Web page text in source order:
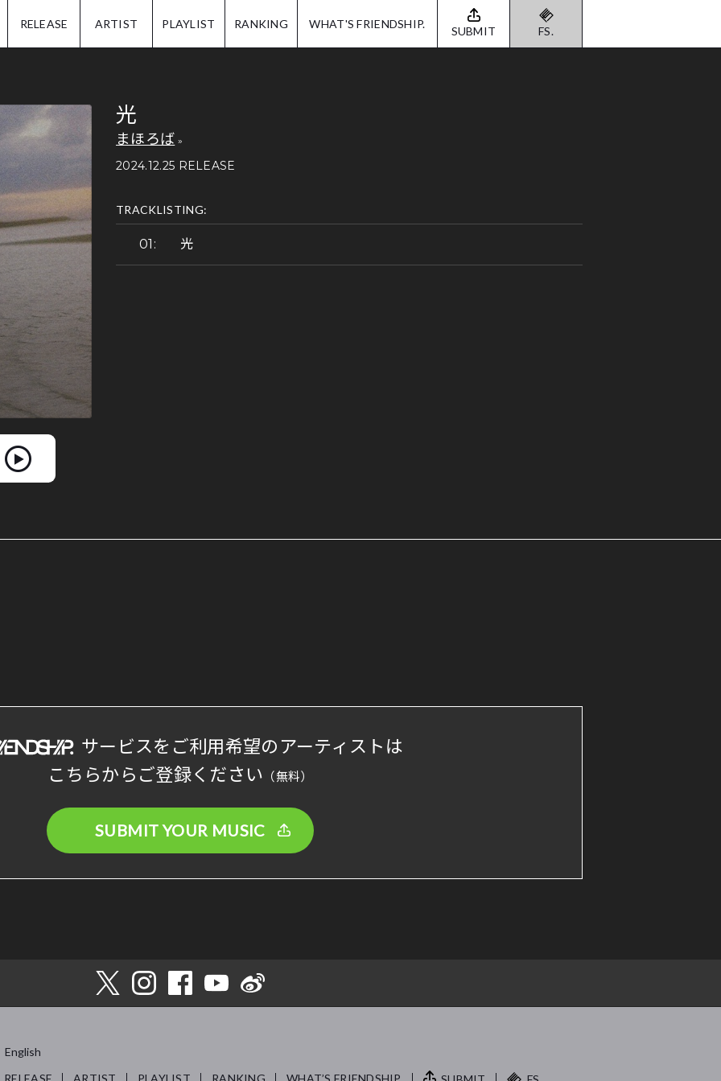
RELEASE ARTIST PLAYLIST RANKING WHAT'S FRIENDSHIP. SUBMIT FS.
光
まほろば
2024.12.25 RELEASE
TRACKLISTING:
光
サービスをご利用希望のアーティストは
こちらからご登録ください （無料）
SUBMIT YOUR MUSIC
English
RELEASE ARTIST PLAYLIST RANKING WHAT’S FRIENDSHIP.